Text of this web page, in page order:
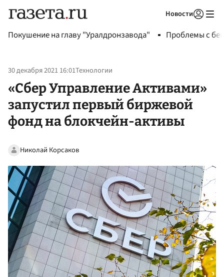
Новости
Покушение на главу "Уралдронзавода" Проблемы с
30 декабря 2021 16:01Технологии
«Сбер Управление Активами»
запустил первый биржевой
фонд на блокчейн-активы
Николай Корсаков